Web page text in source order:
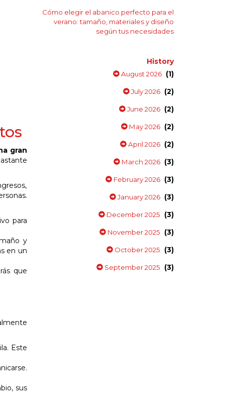
gran
para
y
en un
que
Este
sus
Cómo elegir el abanico perfecto para el
verano: tamaño, materiales y diseño
según tus necesidades
History
August 2026 (1)
July 2026 (2)
June 2026 (2)
May 2026 (2)
April 2026 (2)
March 2026 (3)
February 2026 (3)
January 2026 (3)
December 2025 (3)
November 2025 (3)
October 2025 (3)
September 2025 (3)